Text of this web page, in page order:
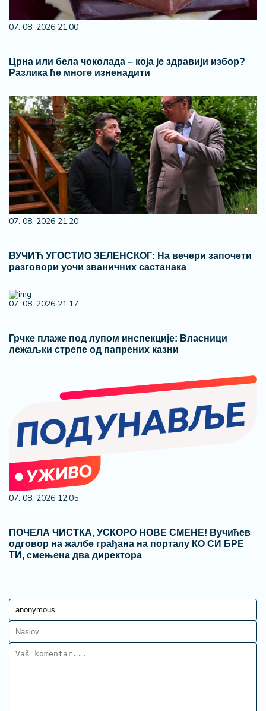
07. 08. 2026 21:00
Црна или бела чоколада – која је здравији избор?
Разлика ће многе изненадити
07. 08. 2026 21:20
ВУЧИЋ УГОСТИО ЗЕЛЕНСКОГ: На вечери започети
разговори уочи званичних састанака
07. 08. 2026 21:17
Грчке плаже под лупом инспекције: Власници
лежаљки стрепе од папрених казни
07. 08. 2026 12:05
ПОЧЕЛА ЧИСТКА, УСКОРО НОВЕ СМЕНЕ! Вучићев
одговор на жалбе грађана на порталу КО СИ БРЕ
ТИ, смењена два директора